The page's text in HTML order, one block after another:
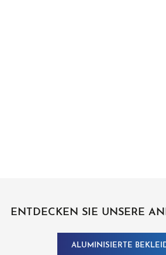
ENTDECKEN SIE UNSERE
ALUMINISIERTE